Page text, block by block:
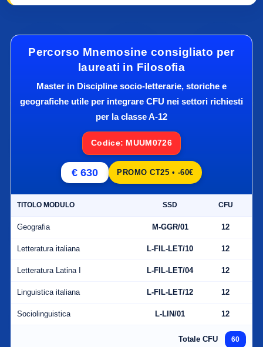
Percorso Mnemosine consigliato per
laureati in Filosofia
Master in Discipline socio-letterarie, storiche e
geografiche utile per integrare CFU nei settori richiesti
per la classe A-12
Codice: MUUM0726
€ 630 PROMO CT25 • -60€
TITOLO MODULO SSD CFU
Geografia M-GGR/01 12
Letteratura italiana L-FIL-LET/10 12
Letteratura Latina I L-FIL-LET/04 12
Linguistica italiana L-FIL-LET/12 12
Sociolinguistica L-LIN/01 12
Totale CFU 60